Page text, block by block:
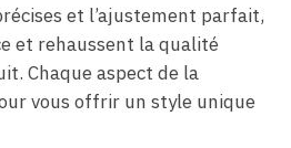
et l’ajustement parfait,
et rehaussent la qualité
Chaque aspect de la
vous offrir un style unique